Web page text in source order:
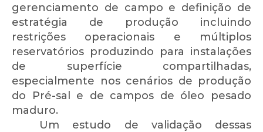
gerenciamento de campo e definição de
estratégia de produção incluindo
restrições operacionais e múltiplos
reservatórios produzindo para instalações
de superfície compartilhadas,
especialmente nos cenários de produção
do Pré-sal e de campos de óleo pesado
maduro.
Um estudo de validação dessas